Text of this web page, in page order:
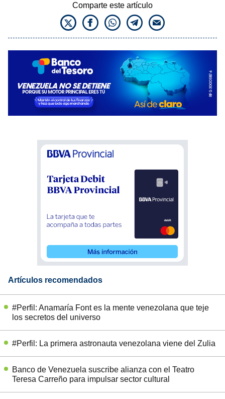
Comparte este artículo
Artículos recomendados
#Perfil: Anamaría Font es la mente venezolana que teje
los secretos del universo
#Perfil: La primera astronauta venezolana viene del Zulia
Banco de Venezuela suscribe alianza con el Teatro
Teresa Carreño para impulsar sector cultural